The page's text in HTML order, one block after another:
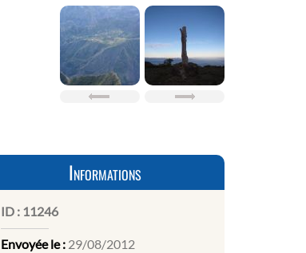
Informations
ID : 11246
Envoyée le : 29/08/2012